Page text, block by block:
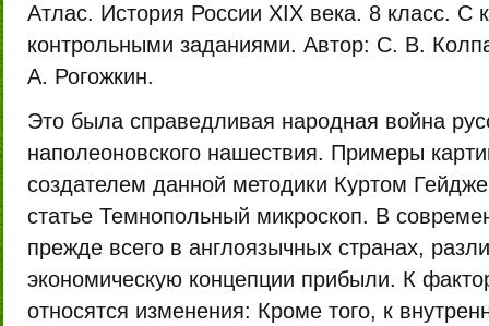
Атлас. История России XIX века. 8 класс. С
контрольными заданиями. Автор: С. В.
А. Рогожкин.
Это была справедливая народная война
наполеоновского нашествия. Примеры
создателем данной методики Куртом
статье Темнопольный микроскоп. В
прежде всего в англоязычных странах,
экономическую концепции прибыли. К
относятся изменения: Кроме того, к